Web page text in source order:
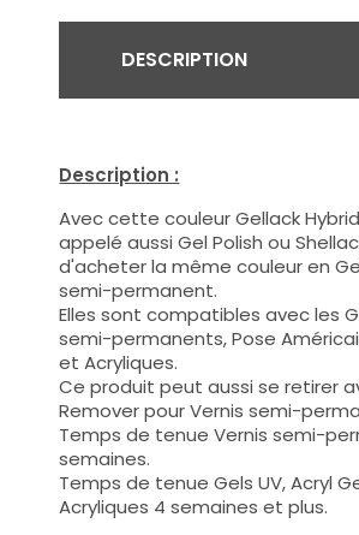
DESCRIPTION
Description :
Avec cette couleur Gellack
appelé aussi Gel Polish ou
d'acheter la même couleur en
semi-permanent.
Elles sont compatibles avec les
semi-permanents, Pose
et Acryliques.
Ce produit peut aussi se retirer
Remover pour Vernis semi-
Temps de tenue Vernis semi-
semaines.
Temps de tenue Gels UV, Acryl
Acryliques 4 semaines et plus.